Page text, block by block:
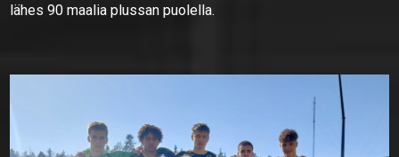
lähes 90 maalia plussan puolella.